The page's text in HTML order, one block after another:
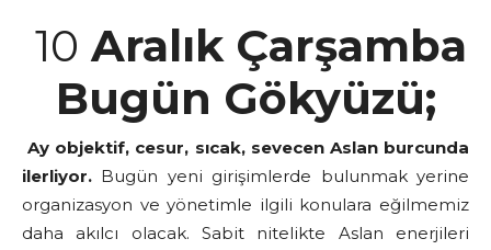
10 Aralık Çarşamba
Bugün Gökyüzü;
Ay objektif, cesur, sıcak, sevecen Aslan burcunda
ilerliyor. Bugün yeni girişimlerde bulunmak yerine
organizasyon ve yönetimle ilgili konulara eğilmemiz
daha akılcı olacak. Sabit nitelikte Aslan enerjileri